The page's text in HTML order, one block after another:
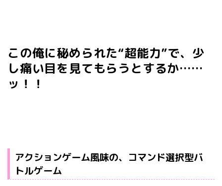
この俺に秘められた“超能力”で、少
し痛い目を見てもらうとするか……
ッ！！
アクションゲーム風味の、コマンド選択型バ
トルゲーム